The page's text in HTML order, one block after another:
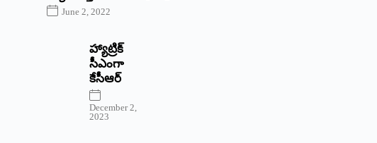
June 2, 2022
హ్యాట్రిక్‌
‌సీఎంగా
కేసీఆర్‌
December 2,
2023